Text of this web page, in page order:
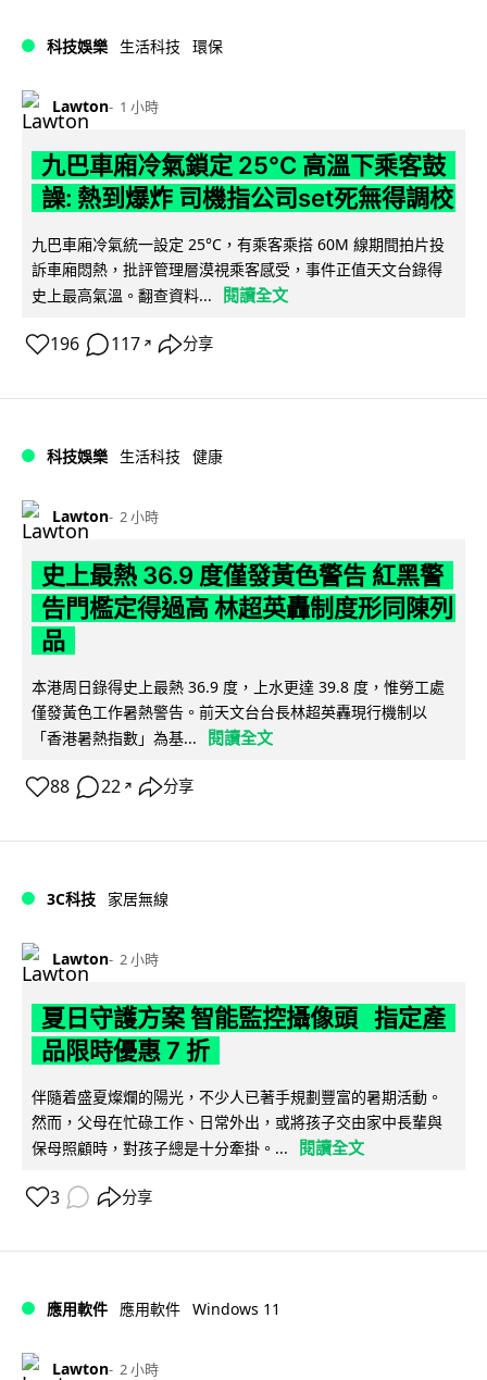
科技娛樂 生活科技 環保
Lawton 1 小時
九巴車廂冷氣鎖定 25°C 高溫下乘客鼓
譟: 熱到爆炸 司機指公司set死無得調校
九巴車廂冷氣統一設定 25°C，有乘客乘搭 60M 線期間拍片投
訴車廂悶熱，批評管理層漠視乘客感受，事件正值天文台錄得
史上最高氣溫。翻查資料...
閱讀全文
196 117 ↗ 分享
科技娛樂 生活科技 健康
Lawton 2 小時
史上最熱 36.9 度僅發黃色警告 紅黑警
告門檻定得過高 林超英轟制度形同陳列
品
本港周日錄得史上最熱 36.9 度，上水更達 39.8 度，惟勞工處
僅發黃色工作暑熱警告。前天文台台長林超英轟現行機制以
「香港暑熱指數」為基...
閱讀全文
88 22 ↗ 分享
3C科技 家居無線
Lawton 2 小時
夏日守護方案 智能監控攝像頭 指定產
品限時優惠 7 折
伴隨着盛夏燦爛的陽光，不少人已著手規劃豐富的暑期活動。
然而，父母在忙碌工作、日常外出，或將孩子交由家中長輩與
保母照顧時，對孩子總是十分牽掛。...
閱讀全文
3 分享
應用軟件 應用軟件 Windows 11
Lawton 2 小時